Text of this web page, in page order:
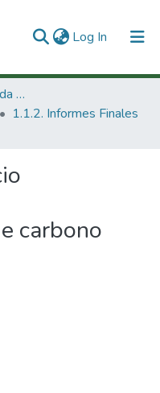
Log In (current)
1. Investigación Financiada con Recursos Públicos
1.1.2. Informes Finales
carbono